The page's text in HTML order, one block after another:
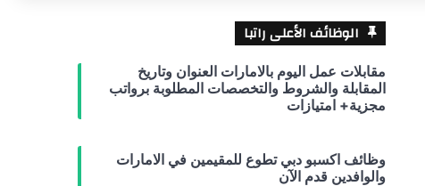
الوظائف الأعلى راتبا
مقابلات عمل اليوم بالامارات العنوان وتاريخ
المقابلة والشروط والتخصصات المطلوبة برواتب
مجزية+ امتيازات
وظائف اكسبو دبي تطوع للمقيمين في الامارات
والوافدين قدم الآن